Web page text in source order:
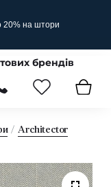
20% на штори
брендів
Architector